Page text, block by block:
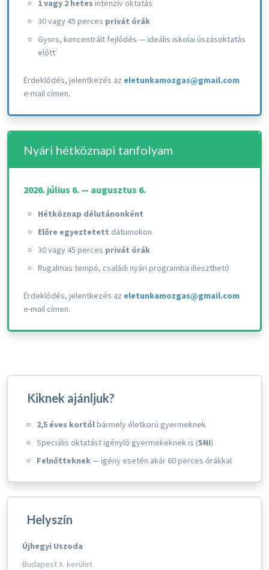
1 vagy 2 hetes intenzív oktatás
30 vagy 45 perces privát órák
Gyors, koncentrált fejlődés — ideális iskolai úszásoktatás
előtt
Érdeklődés, jelentkezés az eletunkamozgas@gmail.com
e-mail címen.
Nyári hétköznapi tanfolyam
2026. július 6. — augusztus 6.
Hétköznap délutánonként
Előre egyeztetett dátumokon
30 vagy 45 perces privát órák
Rugalmas tempó, családi nyári programba illeszthető
Érdeklődés, jelentkezés az eletunkamozgas@gmail.com
e-mail címen.
Kiknek ajánljuk?
2,5 éves kortólbármely életkorú gyermeknek
Speciális oktatást igénylő gyermekeknek is (SNI)
Felnőtteknek— igény esetén akár 60 perces órákkal
Helyszín
Újhegyi Uszoda
Budapest X. kerület